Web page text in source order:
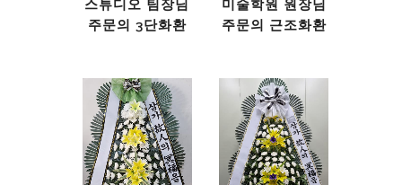
스튜디오 팀장님
주문의 3단화환
미술학원 원장님
주문의 근조화환